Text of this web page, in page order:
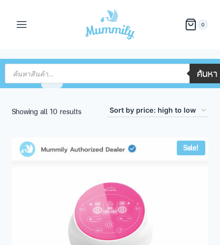
0
ค้นหา
Showing all 10 results
Sale!